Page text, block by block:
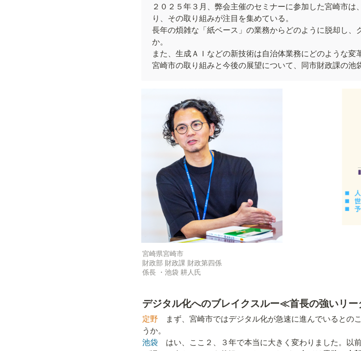
２０２５年３月、弊会主催のセミナーに参加した宮崎市
り、その取り組みが注目を集めている。
長年の煩雑な「紙ベース」の業務からどのように脱却し
か。
また、生成ＡＩなどの新技術は自治体業務にどのような変
宮崎市の取り組みと今後の展望について、同市財政課の池
宮崎県宮崎市
財政部 財政課 財政第四係
係長 ・池袋 耕人氏
デジタル化へのブレイクスルー≪首長の強いリ
定野 まず、宮崎市ではデジタル化が急速に進んでいるとの
池袋 はい、ここ２、３年で本当に大きく変わりました。以